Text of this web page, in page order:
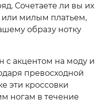
Сочетаете ли вы их
милым платьем,
образу нотку
с акцентом на моду и
превосходной
эти кроссовки
ногам в течение